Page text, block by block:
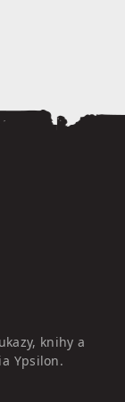
knihy a
Ypsilon.